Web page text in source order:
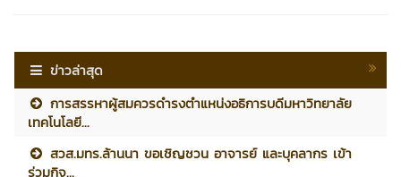
ข่าวล่าสุด
การสรรหาผู้สมควรดำรงตำแหน่งอธิการบดีมหาวิทยาลัย
เทคโนโลยี...
สวส.มทร.ล้านนา ขอเชิญชวน อาจารย์ และบุคลากร เข้า
ร่วมกิจ...